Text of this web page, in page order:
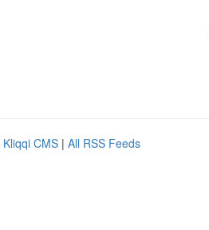
Kliqqi CMS | All RSS Feeds